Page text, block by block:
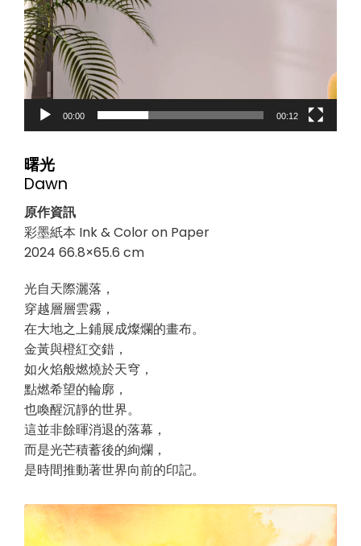
00:00 00:12
曙光
Dawn
原作資訊
彩墨紙本 Ink & Color on Paper
2024 66.8×65.6 cm
光自天際灑落，
穿越層層雲霧，
在大地之上鋪展成燦爛的畫布。
金黃與橙紅交錯，
如火焰般燃燒於天穹，
點燃希望的輪廓，
也喚醒沉靜的世界。
這並非餘暉消退的落幕，
而是光芒積蓄後的絢爛，
是時間推動著世界向前的印記。